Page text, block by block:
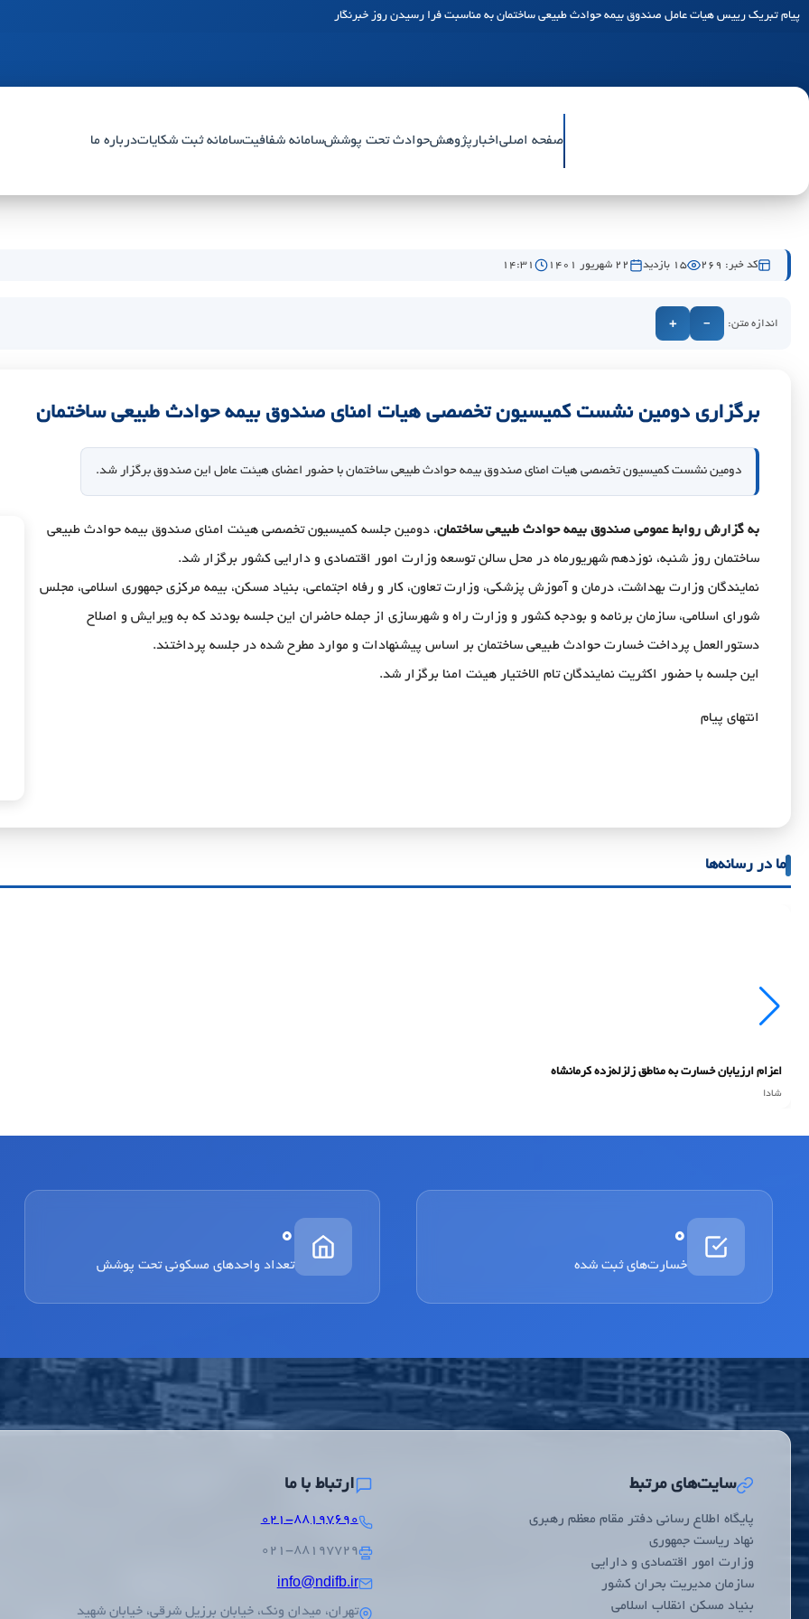
پیام تبریک رییس هیات عامل صندوق بیمه حوادث طبیعی ساختمان به مناسبت فرا رسیدن روز خبرنگار
صفحه اصلیاخبار پژوهشحوادث تحت پوششسامانه شفافیتسامانه ثبت شکایاتدرباره ما
کد خبر: 269 15 بازدید ۲۲ شهریور ۱۴۰۱ ۱۴:۳۱
اندازه متن: −
+
برگزاری دومین نشست کمیسیون تخصصی هیات امنای صندوق بیمه حوادث طبیعی ساختمان
دومین نشست کمیسیون تخصصی هیات امنای صندوق بیمه حوادث طبیعی ساختمان با حضور اعضای هیئت عامل این صندوق برگزار شد.
به گزارش روابط عمومی صندوق بیمه حوادث طبیعی ساختمان، دومین جلسه کمیسیون تخصصی هیئت امنای صندوق بیمه حوادث طبیعی
ساختمان روز شنبه، نوزدهم شهریورماه در محل سالن توسعه وزارت امور اقتصادی و دارایی کشور برگزار شد.
نمایندگان وزارت بهداشت، درمان و آموزش پزشکی، وزارت تعاون، کار و رفاه اجتماعی، بنیاد مسکن، بیمه مرکزی جمهوری اسلامی، مجلس
شورای اسلامی، سازمان برنامه و بودجه کشور و وزارت راه و شهرسازی از جمله حاضران این جلسه بودند که به ویرایش و اصلاح
دستورالعمل پرداخت خسارت حوادث طبیعی ساختمان بر اساس پیشنهادات و موارد مطرح شده در جلسه پرداختند.
این جلسه با حضور اکثریت نمایندگان تام الاختیار هیئت امنا برگزار شد.
انتهای پیام
ما در رسانه‌ها
اعزام ارزیابان خسارت به مناطق زلزله‌زده کرمانشاه
شادا
0
خسارت‌های ثبت شده
0
تعداد واحدهای مسکونی تحت پوشش
سایت‌های مرتبط
پایگاه اطلاع رسانی دفتر مقام معظم رهبری
نهاد ریاست جمهوری
وزارت امور اقتصادی و دارایی
سازمان مدیریت بحران کشور
بنیاد مسکن انقلاب اسلامی
ارتباط با ما
۰۲۱-۸۸۱۹۷۶۹۰
۰۲۱-۸۸۱۹۷۷۲۹
info@ndifb.ir
تهران، میدان ونک، خیابان برزیل شرقی، خیابان شهید